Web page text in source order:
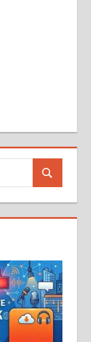
Search